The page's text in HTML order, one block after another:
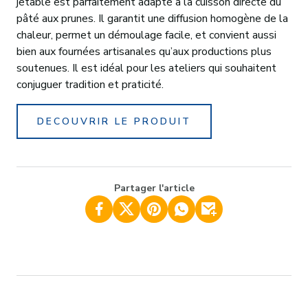
pâté aux prunes. Il garantit une diffusion homogène de la
chaleur, permet un démoulage facile, et convient aussi
bien aux fournées artisanales qu’aux productions plus
soutenues. Il est idéal pour les ateliers qui souhaitent
conjuguer tradition et praticité.
DECOUVRIR LE PRODUIT
Partager l'article